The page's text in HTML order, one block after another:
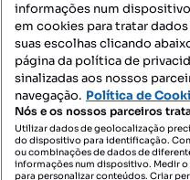
Mapa do Site
Contacte-nos
informações num
em cookies para tratar
suas escolhas clicando
página da política de
sinalizadas aos nossos
navegação. Política de
Nós e os nossos parceiros
Utilizar dados de geolocalização
do dispositivo para identificação.
ou combinações de dados de
informações num dispositivo. Medir
para personalizar conteúdos. Criar